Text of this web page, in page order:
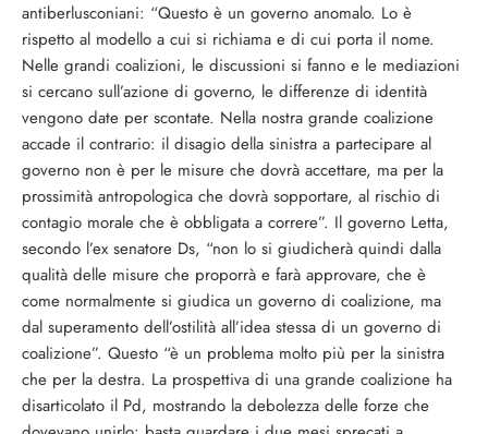
antiberlusconiani: “Questo è un governo anomalo. Lo è
rispetto al modello a cui si richiama e di cui porta il nome.
Nelle grandi coalizioni, le discussioni si fanno e le mediazioni
si cercano sull’azione di governo, le differenze di identità
vengono date per scontate. Nella nostra grande coalizione
accade il contrario: il disagio della sinistra a partecipare al
governo non è per le misure che dovrà accettare, ma per la
prossimità antropologica che dovrà sopportare, al rischio di
contagio morale che è obbligata a correre”. Il governo Letta,
secondo l’ex senatore Ds, “non lo si giudicherà quindi dalla
qualità delle misure che proporrà e farà approvare, che è
come normalmente si giudica un governo di coalizione, ma
dal superamento dell’ostilità all’idea stessa di un governo di
coalizione”. Questo “è un problema molto più per la sinistra
che per la destra. La prospettiva di una grande coalizione ha
disarticolato il Pd, mostrando la debolezza delle forze che